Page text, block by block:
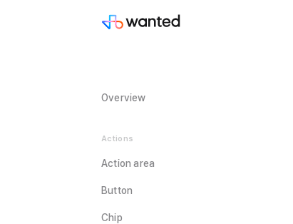
Overview
Actions
Action area
Button
Chip